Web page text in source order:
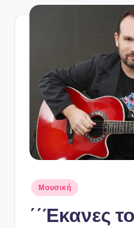
Αναρτήθηκε
σε
Μουσική
΄΄Έκανες